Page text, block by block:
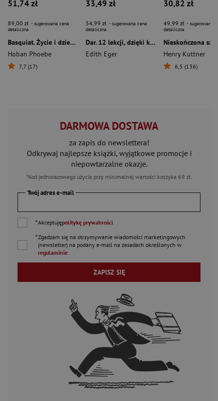
51,74 zł
89,00 zł - sugerowana cena
detaliczna
Basquiat. Życie i dziedzictwo legendy sztuki
Hoban Phoebe
7,7 (17)
33,49 zł
54,99 zł - sugerowana cena
detaliczna
Dar. 12 lekcji, dzięki którym odmienisz swoje życie
Edith Eger
30,82 zł
49,99 zł - sugerowana
detaliczna
Henry Kuttner
6,5 (136)
DARMOWA DOSTAWA
za zapis do newslettera!
Odkrywaj najlepsze książki, wyjątkowe promocje i
niepowtarzalne okazje.
*Kod jednorazowego użycia przy minimalnej wartości koszyka 69 zł.
Twój adres e-mail
*Akceptujępolitykę prywatności
*Zgadzam się na otrzymywanie wiadomości marketingowych
(newsletter) na podany e-mail na zasadach określonych w
regulaminie
ZAPISZ SIĘ